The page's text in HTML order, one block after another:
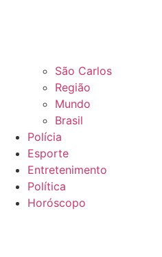
São Carlos
Região
Mundo
Brasil
Polícia
Esporte
Entretenimento
Política
Horóscopo